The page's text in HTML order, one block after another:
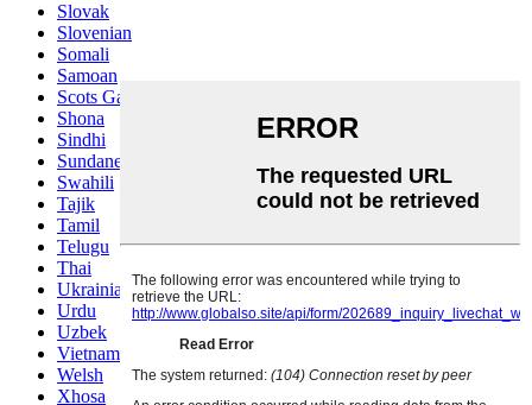
Slovak
Slovenian
Somali
Samoan
Scots Gaelic
Shona
Sindhi
Sundanese
Swahili
Tajik
Tamil
Telugu
Thai
Ukrainian
Urdu
Uzbek
Vietnamese
Welsh
Xhosa